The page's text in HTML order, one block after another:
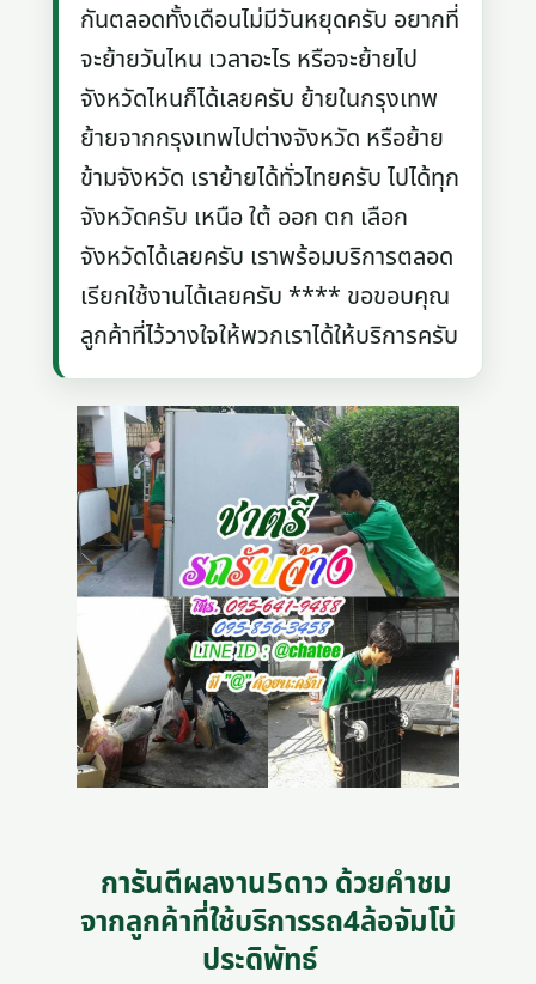
กันตลอดทั้งเดือนไม่มีวันหยุดครับ อยากที่
จะย้ายวันไหน เวลาอะไร หรือจะย้ายไป
จังหวัดไหนก็ได้เลยครับ ย้ายในกรุงเทพ
ย้ายจากกรุงเทพไปต่างจังหวัด หรือย้าย
ข้ามจังหวัด เราย้ายได้ทั่วไทยครับ ไปได้ทุก
จังหวัดครับ เหนือ ใต้ ออก ตก เลือก
จังหวัดได้เลยครับ เราพร้อมบริการตลอด
เรียกใช้งานได้เลยครับ **** ขอขอบคุณ
ลูกค้าที่ไว้วางใจให้พวกเราได้ให้บริการครับ
การันตีผลงาน5ดาว ด้วยคำชม
จากลูกค้าที่ใช้บริการรถ4ล้อจัมโบ้
ประดิพัทธ์